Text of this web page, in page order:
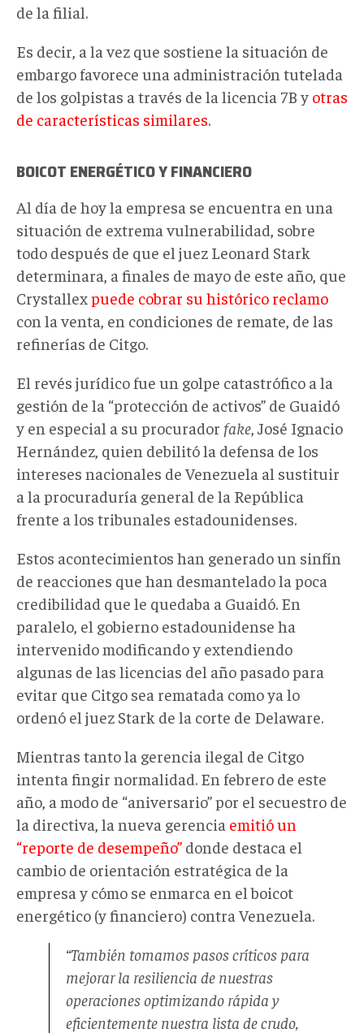
de la filial.
Es decir, a la vez que sostiene la situación de
embargo favorece una administración tutelada
de los golpistas a través de la licencia 7B y otras
de características similares.
BOICOT ENERGÉTICO Y FINANCIERO
Al día de hoy la empresa se encuentra en una
situación de extrema vulnerabilidad, sobre
todo después de que el juez Leonard Stark
determinara, a finales de mayo de este año, que
Crystallexpuede cobrar su histórico reclamo
con la venta, en condiciones de remate, de las
refinerías de Citgo.
El revés jurídico fue un golpe catastrófico a la
gestión de la “protección de activos” de Guaidó
y en especial a su procurador fake , José Ignacio
Hernández, quien debilitó la defensa de los
intereses nacionales de Venezuela al sustituir
a la procuraduría general de la República
frente a los tribunales estadounidenses.
Estos acontecimientos han generado un sinfín
de reacciones que han desmantelado la poca
credibilidad que le quedaba a Guaidó. En
paralelo, el gobierno estadounidense ha
intervenido modificando y extendiendo
algunas de las licencias del año pasado para
evitar que Citgo sea rematada como ya lo
ordenó el juez Stark de la corte de Delaware.
Mientras tanto la gerencia ilegal de Citgo
intenta fingir normalidad. En febrero de este
año, a modo de “aniversario” por el secuestro de
la directiva, la nueva gerencia emitió un
“reporte de desempeño” donde destaca el
cambio de orientación estratégica de la
empresa y cómo se enmarca en el boicot
energético (y financiero) contra Venezuela.
“También tomamos pasos críticos para
mejorar la resiliencia de nuestras
operaciones optimizando rápida y
eficientemente nuestra lista de crudo,